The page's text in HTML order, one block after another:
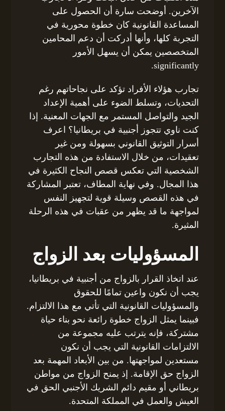
الآخرين. أوضحت سارة أن الحصول على
المساعدة القانونية كان خطوة محورية في
التجربة كلها، وأنها أدركت أن دعم المحامين
المتخصصين يمكن أن يسهل الأمور
significantly.
تجارب هؤلاء الأفراد تؤكد على نجاحاتهم رغم
التحديات، وتسلط الضوء على أهمية الإعداد
الجيد والتواصل المستمر مع الجهات المعنية. إذا
كنت ناوي تتجوز أجنبية في بريطانيا؟ اعرف
أسرار التوثيق القانوني بسهولة ومن غير
تعقيدات، من خلال الاستفادة من هذه التجارب
الشخصية التي تعكس قصص النجاح الكثيرة في
هذا المجال. وفي نهاية المطاف، تعتبر المشاركة
في هذه القصص وسيلة قوية لتجهيز النفس
لمواجهة ما قد يظهر من عقبات في هذه الرحلة
المثيرة.
المسؤوليات بعد الزواج
عند اتخاذ القرار بالزواج من أجنبية في بريطانيا،
يجب أن نكون واعين تمامًا للحقوق
والمسؤوليات القانونية التي تأتي مع هذا الالتزام.
فبينما يمثل الزواج خطوة رائعة نحو بناء حياة
مشتركة، فإنه يترتب عليه مجموعة من
الالتزامات القانونية التي يجب أن نكون
مستعدين لمواجهتها. من بين الأبعاد المهمة بعد
الزواج حق الإقامة. إذ يمنح الزواج من مواطن
بريطاني أو مقيم دائم الشريك الأجنبي الحق في
العيش والعمل في المملكة المتحدة.